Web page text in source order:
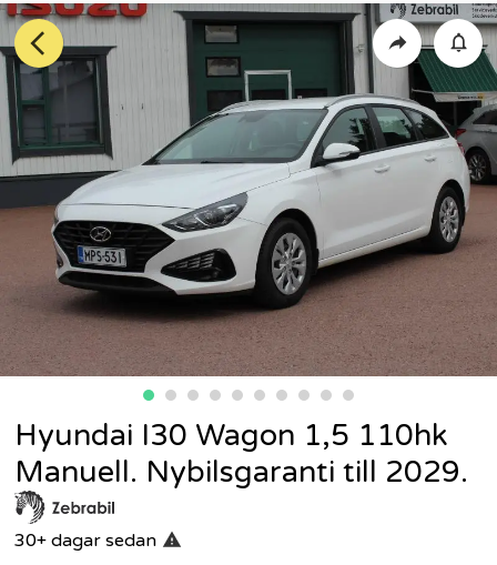
Hyundai I30 Wagon 1,5 110hk
Manuell. Nybilsgaranti till 2029.
30+ dagar sedan